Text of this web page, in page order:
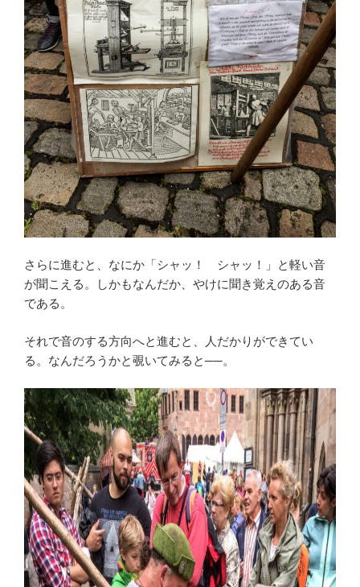
さらに進むと、なにか「シャッ！ シャッ！」と軽い音
が聞こえる。しかもなんだか、やけに聞き覚えのある音
である。
それで音のする方向へと進むと、人だかりができてい
る。なんだろうかと覗いてみると──。